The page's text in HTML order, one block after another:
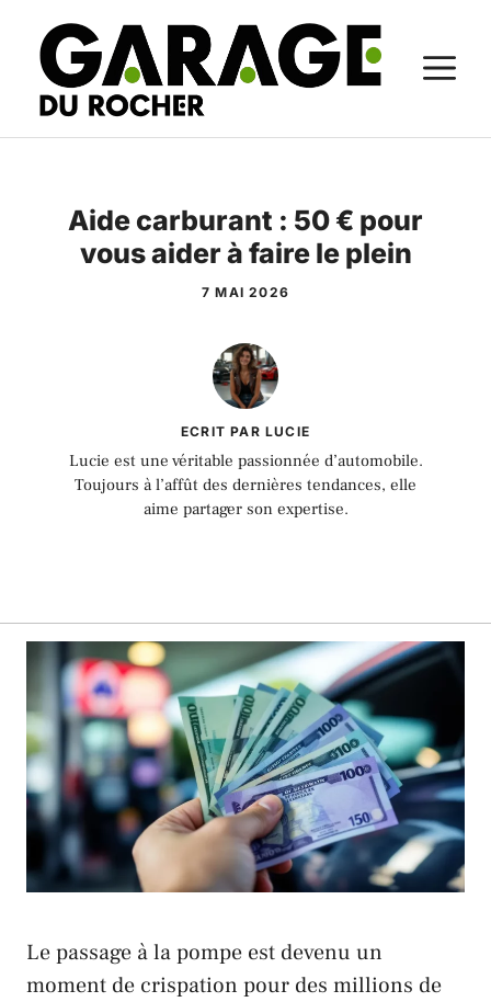
contenu
Aide carburant : 50 € pour
vous aider à faire le plein
7 MAI 2026
ECRIT PAR LUCIE
Lucie est une véritable passionnée d’automobile.
Toujours à l’affût des dernières tendances, elle
aime partager son expertise.
Le passage à la pompe est devenu un
moment de crispation pour des millions de